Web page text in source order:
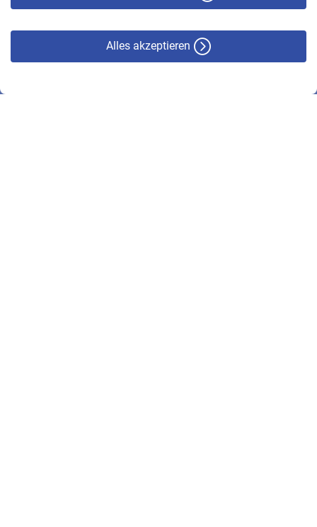
Alles akzeptieren
© VBL 2026